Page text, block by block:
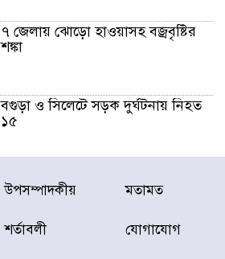
৭ জেলায় ঝোড়ো হাওয়াসহ বজ্রবৃষ্টির
শঙ্কা
বগুড়া ও সিলেটে সড়ক দুর্ঘটনায় নিহত
১৫
জুলাইয়ে দেশজুড়ে ৪৫৮টি সড়ক
দুর্ঘটনায় ৪১৬ জন নিহত হয়েছেন
উপসম্পাদকীয় মতামত
শর্তাবলী যোগাযোগ